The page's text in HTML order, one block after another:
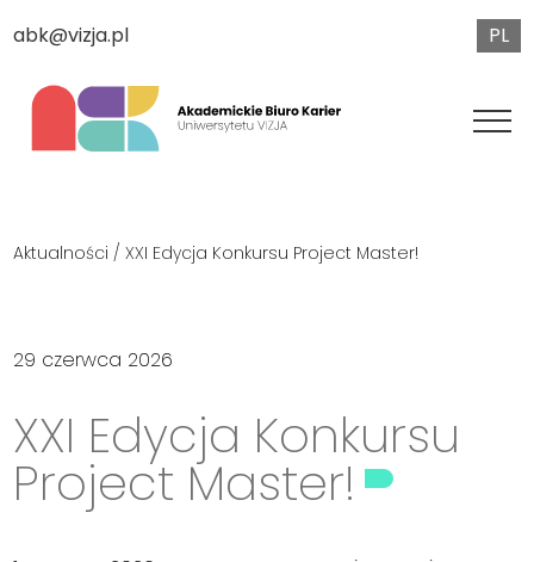
abk@vizja.pl PL
Aktualności / XXI Edycja Konkursu Project Master!
29 czerwca 2026
XXI Edycja Konkursu
Project Master!